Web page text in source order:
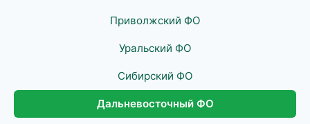
Приволжский ФО
Уральский ФО
Сибирский ФО
Дальневосточный ФО